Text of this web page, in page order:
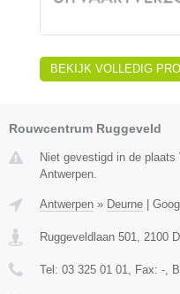
BEKIJK VOLLEDIG
Rouwcentrum Ruggeveld
Niet gevestigd in de
Antwerpen.
Antwerpen » Deurne
Ruggeveldlaan 501, 2100
Tel: 03 325 01 01, Fax: -,